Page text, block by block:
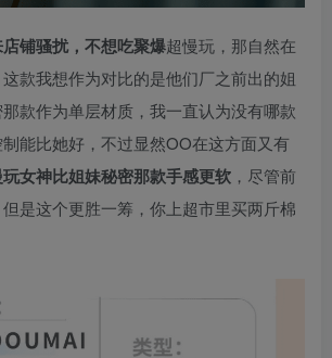
铺骚扰，不想吃聚爆超慢玩，那自然在
款我想作为对比的是他们厂之前出的姐
款作为单层材质，我一直认为没有哪款
能比她好，不过显然OO在这方面又有
女神比姐妹秘密那款手感更软 ，尽管前
是这个更胜一筹，你上超市里买两斤棉